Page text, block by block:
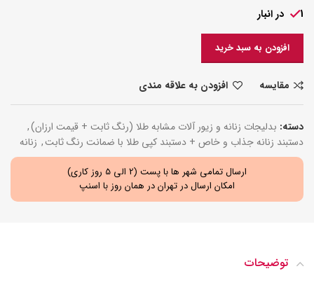
1 در انبار
افزودن به سبد خرید
مقایسه افزودن به علاقه مندی
دسته: بدلیجات زنانه و زیور آلات مشابه طلا (رنگ ثابت + قیمت ارزان),
دستبند زنانه جذاب و خاص + دستبند کپی طلا با ضمانت رنگ ثابت, زنانه
ارسال تمامی شهر ها با پست (2 الی 5 روز کاری)
امکان ارسال در تهران در همان روز با اسنپ
توضیحات